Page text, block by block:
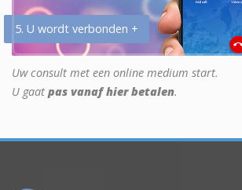
5. U wordt verbonden +
Uw consult met een online medium start.
U gaat pas vanaf hier betalen.